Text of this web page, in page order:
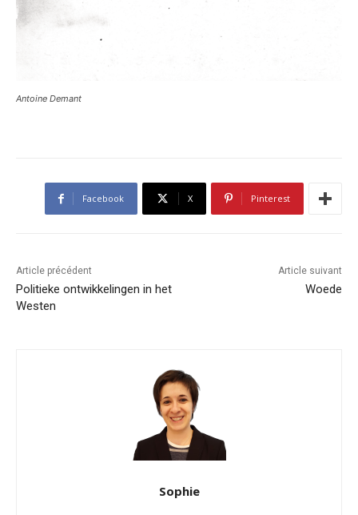
Antoine Demant
Facebook X Pinterest
Article précédent
Politieke ontwikkelingen in het
Westen
Article suivant
Woede
Sophie